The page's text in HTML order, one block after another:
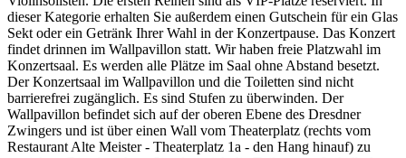
dieser Kategorie erhalten Sie außerdem einen Gutschein für ein Glas
Sekt oder ein Getränk Ihrer Wahl in der Konzertpause. Das Konzert
findet drinnen im Wallpavillon statt. Wir haben freie Platzwahl im
Konzertsaal. Es werden alle Plätze im Saal ohne Abstand besetzt.
Der Konzertsaal im Wallpavillon und die Toiletten sind nicht
barrierefrei zugänglich. Es sind Stufen zu überwinden. Der
Wallpavillon befindet sich auf der oberen Ebene des Dresdner
Zwingers und ist über einen Wall vom Theaterplatz (rechts vom
Restaurant Alte Meister - Theaterplatz 1a - den Hang hinauf) zu